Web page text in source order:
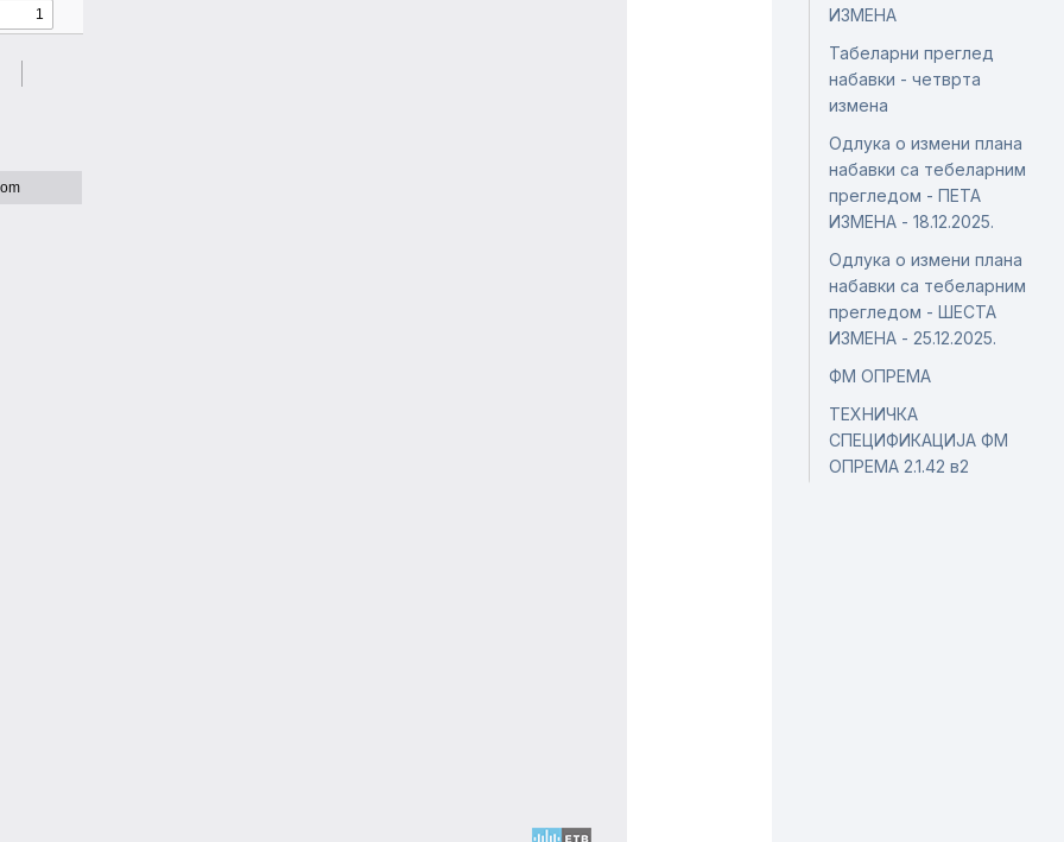
ИЗМЕНА
Табеларни преглед
набавки - четврта
измена
Одлука о измени плана
набавки са тебеларним
прегледом - ПЕТА
ИЗМЕНА - 18.12.2025.
Одлука о измени плана
набавки са тебеларним
прегледом - ШЕСТА
ИЗМЕНА - 25.12.2025.
ФМ ОПРЕМА
ТЕХНИЧКА
СПЕЦИФИКАЦИЈА ФМ
ОПРЕМА 2.1.42 в2